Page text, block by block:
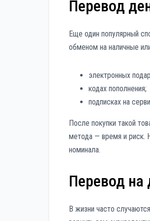
Перевод
Еще один популярный
обменом на наличные
электронных
кодах пополнения;
подписках на
После покупки такой
метода — время и риск.
номинала.
Перевод на
В жизни часто